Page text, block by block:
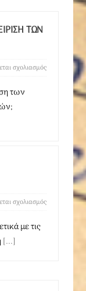
ΤΩΝ
σχολιασμός
των
σχολιασμός
με τις
[...]